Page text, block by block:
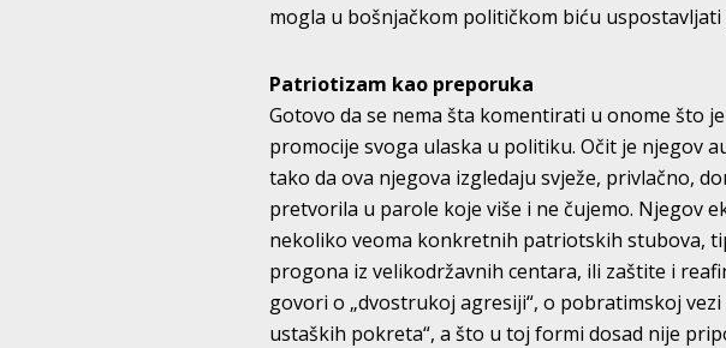
mogla u bošnjačkom političkom biću
Patriotizam kao preporuka
Gotovo da se nema šta komentirati u onome što
promocije svoga ulaska u politiku. Očit je njegov
tako da ova njegova izgledaju svježe, privlačno,
pretvorila u parole koje više i ne čujemo. Njegov
nekoliko veoma konkretnih patriotskih stubova,
progona iz velikodržavnih centara, ili zaštite i
govori o „dvostrukoj agresiji“, o pobratimskoj
ustaških pokreta“, a što u toj formi dosad nije